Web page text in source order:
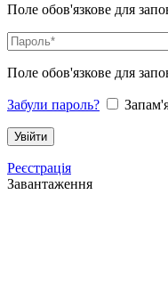
Поле обов'язкове для
Поле обов'язкове для
Забули пароль?
Реєстрація
Завантаження